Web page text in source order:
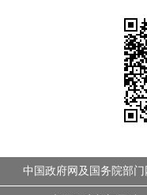
中介服务
中国政府网及国务院部门